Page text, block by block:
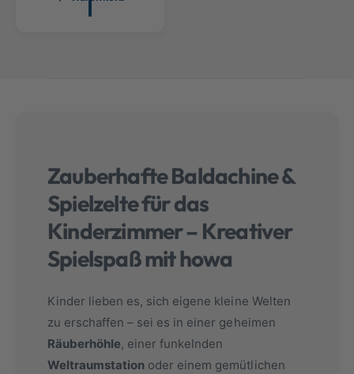
Zauberhafte Baldachine &
Spielzelte für das
Kinderzimmer – Kreativer
Spielspaß mit howa
Kinder lieben es, sich eigene kleine Welten
zu erschaffen – sei es in einer geheimen
Räuberhöhle, einer funkelnden
Weltraumstation oder einem gemütlichen